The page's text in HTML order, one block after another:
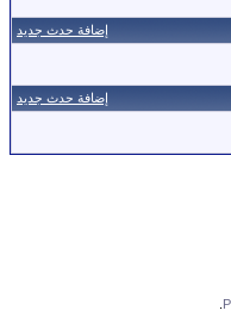
إضافة حدث جديد
إضافة حدث جديد